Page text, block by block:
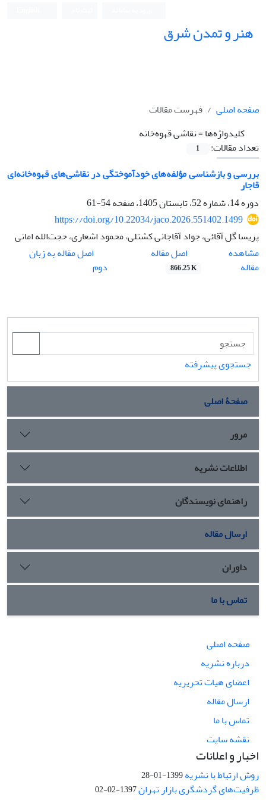
هنر و تمدن شرق
صفحه اصلی
فهرست مقالات
کلیدواژه‌ها =نقاشی قهوه‌‌‌خانه
تعداد مقالات:
1
بررسی و بازشناسی مؤلفه‌های خودآموختگی در نقاشی‌های قهوه‌خانه‌‌‌ای
قاجار
دوره 14، شماره 52، تابستان 1405، صفحه
54-61
https://doi.org/10.22034/jaco.2026.551402.1499
پریسا گل آقائی، جواد آقاجانی کشتلی، محمود اشعاری، حجت‌الله امانی
مشاهده
مقاله
اصل مقاله
866.25 K
اصل مقاله به زبان
دوم
جستجوی پیشرفته
صفحۀ اصلی
مرور
اطلاعات نشریه
راهنمای نویسندگان
ارسال مقاله
داوران
تماس با ما
صفحه اصلی
درباره نشریه
اعضای هیات تحریریه
ارسال مقاله
تماس با ما
نقشه سایت
اخبار و اعلانات
روش ارتباط با نشریه1399-01-28
ظرفیت‌های گردشگری بازار تهران1397-02-02